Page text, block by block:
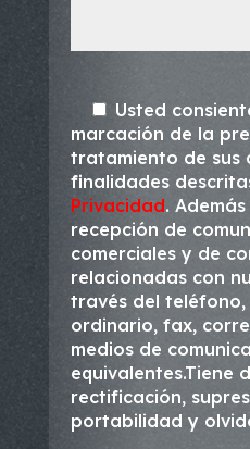
Usted
marcación de la
tratamiento de sus
finalidades
Privacidad.
recepción de
comerciales y de
relacionadas con
través del
ordinario, fax,
medios de
equivalentes.Tiene
rectificación,
portabilidad y